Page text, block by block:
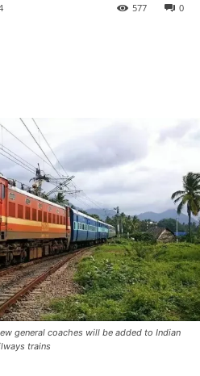
0
577
general coaches will be added to Indian
trains